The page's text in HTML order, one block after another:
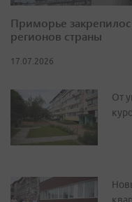
Приморье
регионов страны
17.07.2026
От